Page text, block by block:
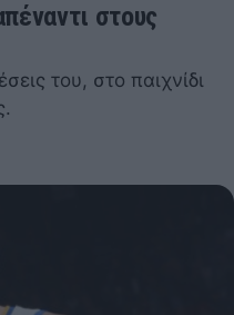
στους
του, στο παιχνίδι